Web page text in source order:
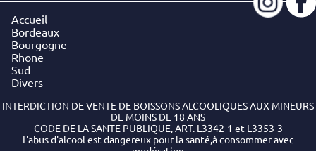
Accueil
Bordeaux
Bourgogne
Rhone
Sud
Divers
INTERDICTION DE VENTE DE BOISSONS ALCOOLIQUES AUX MINEURS
DE MOINS DE 18 ANS
CODE DE LA SANTE PUBLIQUE, ART. L3342-1 et L3353-3
L'abus d'alcool est dangereux pour la santé,à consommer avec